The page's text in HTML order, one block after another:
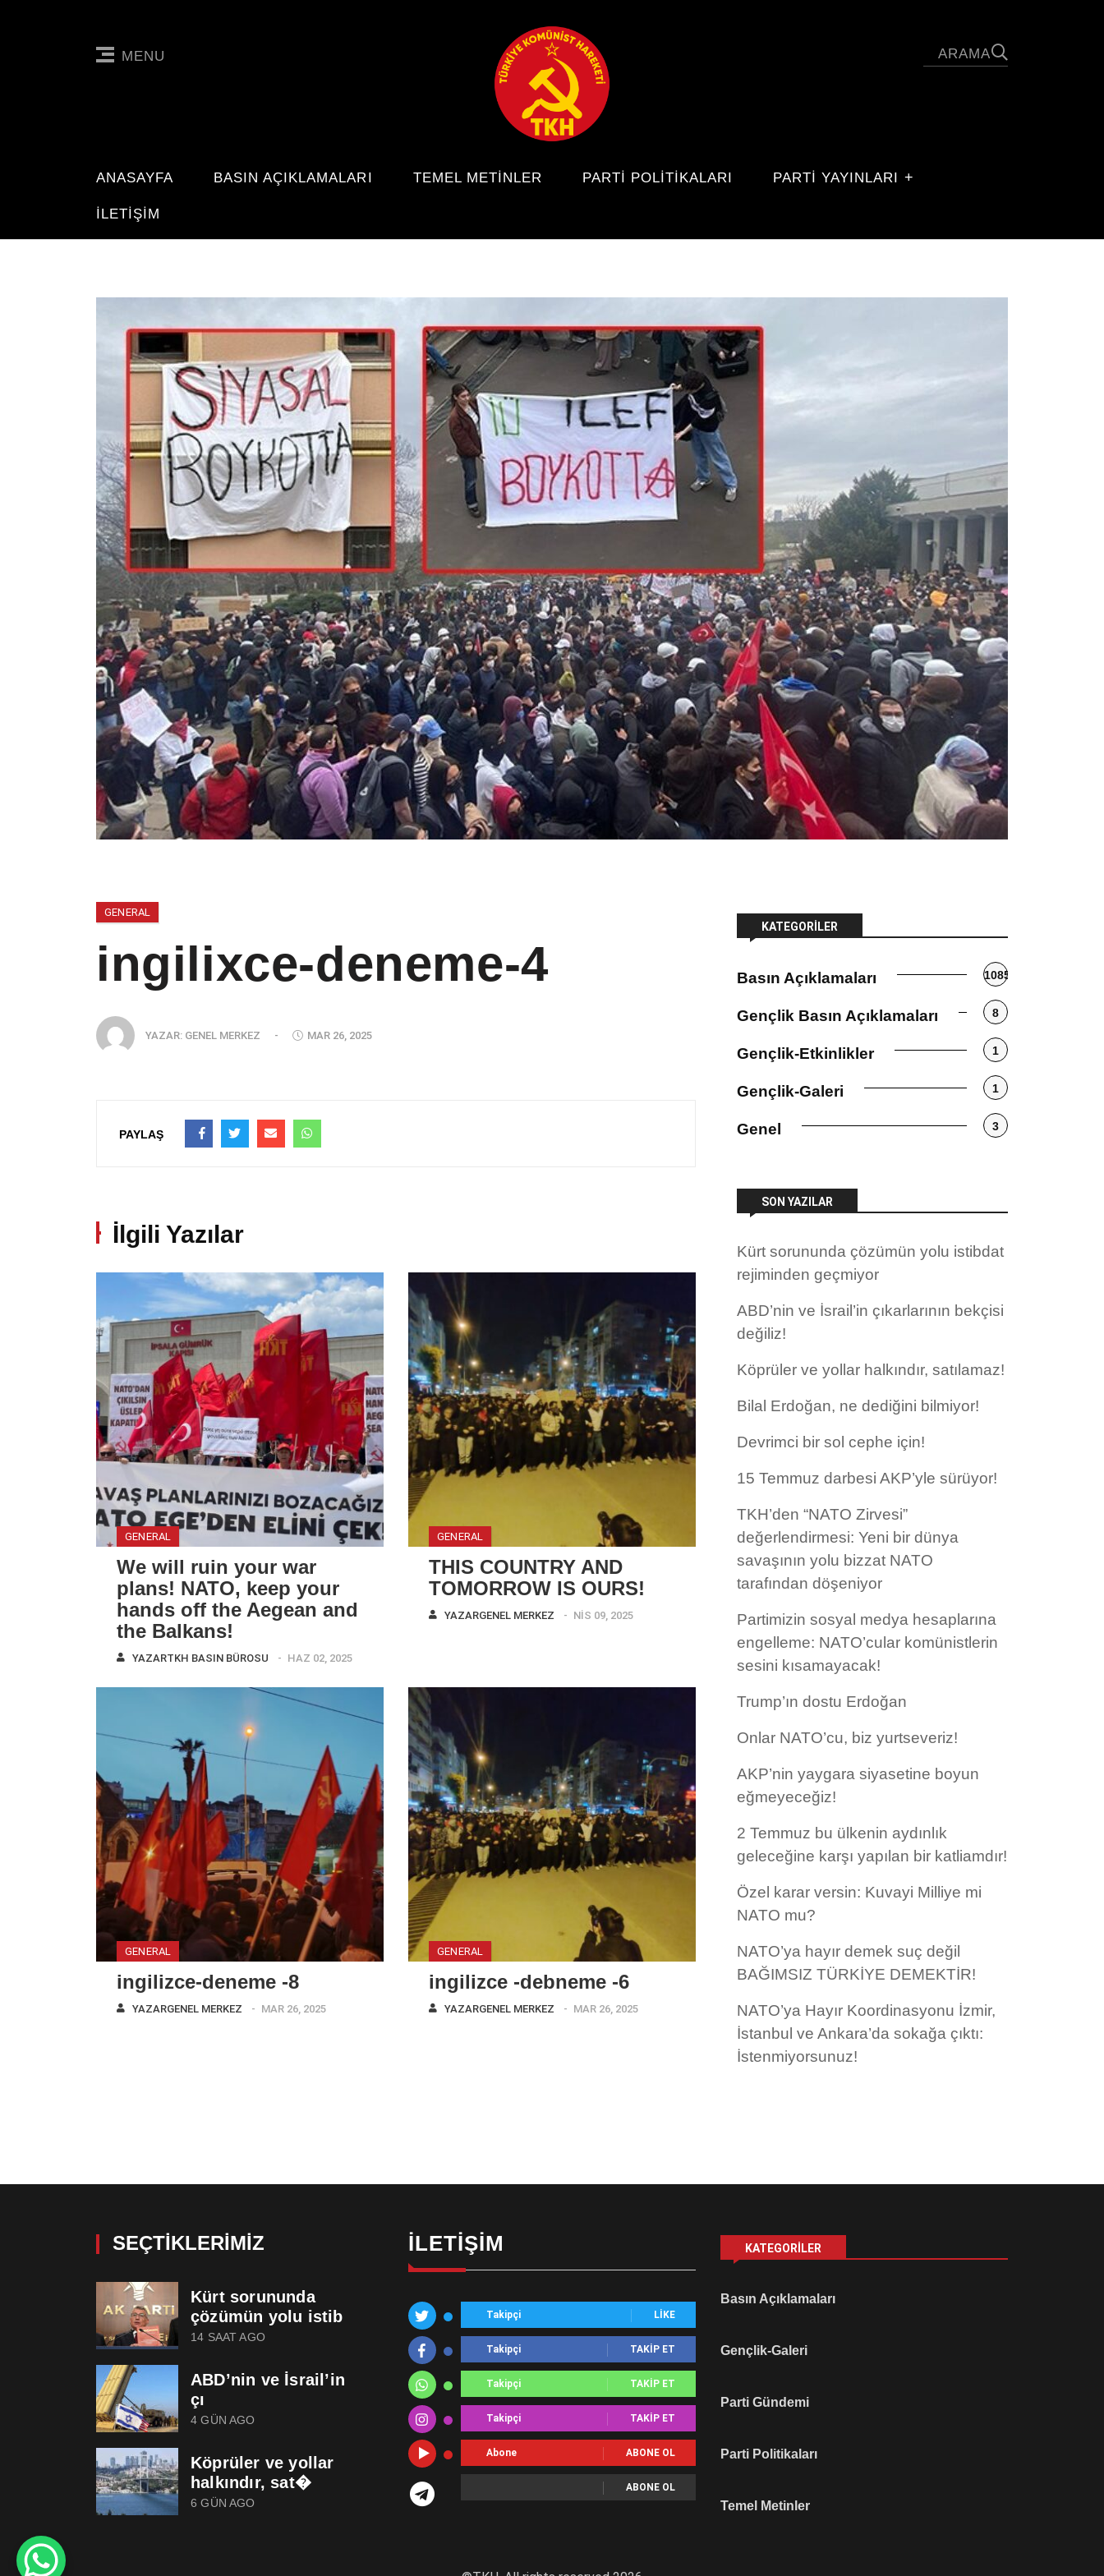
MENU
ANASAYFA BASIN AÇIKLAMALARI TEMEL METINLER PARTI POLITIKALARI PARTİ YAYINLARI
İLETIŞIM
GENERAL
ingilixce-deneme-4
YAZAR: GENEL MERKEZ - MAR 26, 2025
PAYLAŞ
İlgili Yazılar
GENERAL
We will ruin your war
plans! NATO, keep your
hands off the Aegean and
the Balkans!
YAZARTKH BASIN BÜROSU HAZ 02, 2025
GENERAL
THIS COUNTRY AND
TOMORROW IS OURS!
YAZARGENEL MERKEZ NIS 09, 2025
GENERAL
ingilizce-deneme -8
YAZARGENEL MERKEZ MAR 26, 2025
GENERAL
ingilizce -debneme -6
YAZARGENEL MERKEZ MAR 26, 2025
KATEGORILER
Basın Açıklamaları 1085
Gençlik Basın Açıklamaları 8
Gençlik-Etkinlikler 1
Gençlik-Galeri 1
Genel 3
SON YAZILAR
Kürt sorununda çözümün yolu istibdat
rejiminden geçmiyor
ABD’nin ve İsrail’in çıkarlarının bekçisi
değiliz!
Köprüler ve yollar halkındır, satılamaz!
Bilal Erdoğan, ne dediğini bilmiyor!
Devrimci bir sol cephe için!
15 Temmuz darbesi AKP’yle sürüyor!
TKH’den “NATO Zirvesi”
değerlendirmesi: Yeni bir dünya
savaşının yolu bizzat NATO
tarafından döşeniyor
Partimizin sosyal medya hesaplarına
engelleme: NATO’cular komünistlerin
sesini kısamayacak!
Trump’ın dostu Erdoğan
Onlar NATO’cu, biz yurtseveriz!
AKP’nin yaygara siyasetine boyun
eğmeyeceğiz!
2 Temmuz bu ülkenin aydınlık
geleceğine karşı yapılan bir katliamdır!
Özel karar versin: Kuvayi Milliye mi
NATO mu?
NATO’ya hayır demek suç değil
BAĞIMSIZ TÜRKİYE DEMEKTİR!
NATO’ya Hayır Koordinasyonu İzmir,
İstanbul ve Ankara’da sokağa çıktı:
İstenmiyorsunuz!
SEÇTIKLERIMIZ
Kürt sorununda
çözümün yolu istib
14 SAAT AGO
ABD’nin ve İsrail’in
çı
4 GÜN AGO
Köprüler ve yollar
halkındır, sat�
6 GÜN AGO
İLETIŞIM
Takipçi LIKE
Takipçi TAKIP ET
Takipçi TAKIP ET
Takipçi TAKIP ET
Abone ABONE OL
ABONE OL
KATEGORILER
Basın Açıklamaları
Gençlik-Galeri
Parti Gündemi
Parti Politikaları
Temel Metinler